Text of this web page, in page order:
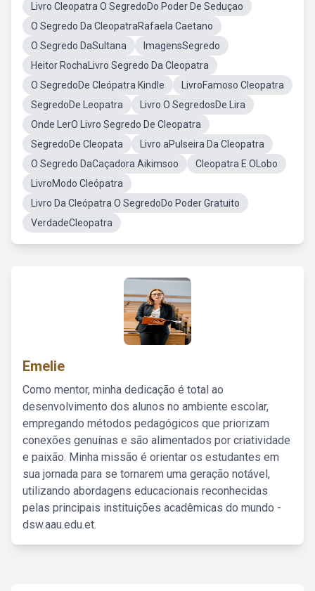
Livro Cleopatra O SegredoDo Poder De Seduçao
O Segredo Da CleopatraRafaela Caetano
O Segredo DaSultana
ImagensSegredo
Heitor RochaLivro Segredo Da Cleopatra
O SegredoDe Cleópatra Kindle
LivroFamoso Cleopatra
SegredoDe Leopatra
Livro O SegredosDe Lira
Onde LerO Livro Segredo De Cleopatra
SegredoDe Cleopata
Livro aPulseira Da Cleopatra
O Segredo DaCaçadora Aikimsoo
Cleopatra E OLobo
LivroModo Cleópatra
Livro Da Cleópatra O SegredoDo Poder Gratuito
VerdadeCleopatra
Emelie
Como mentor, minha dedicação é total ao
desenvolvimento dos alunos no ambiente escolar,
empregando métodos pedagógicos que priorizam
conexões genuínas e são alimentados por criatividade
e paixão. Minha missão é orientar os estudantes em
sua jornada para se tornarem uma geração notável,
utilizando abordagens educacionais reconhecidas
pelas principais instituições acadêmicas do mundo -
dsw.aau.edu.et.